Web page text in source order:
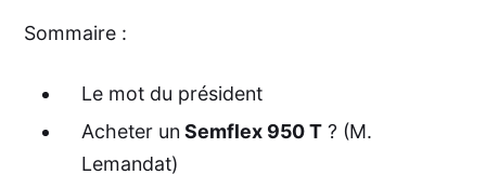
Sommaire :
Le mot du président
Acheter un Semflex 950 T? (M.
Lemandat)